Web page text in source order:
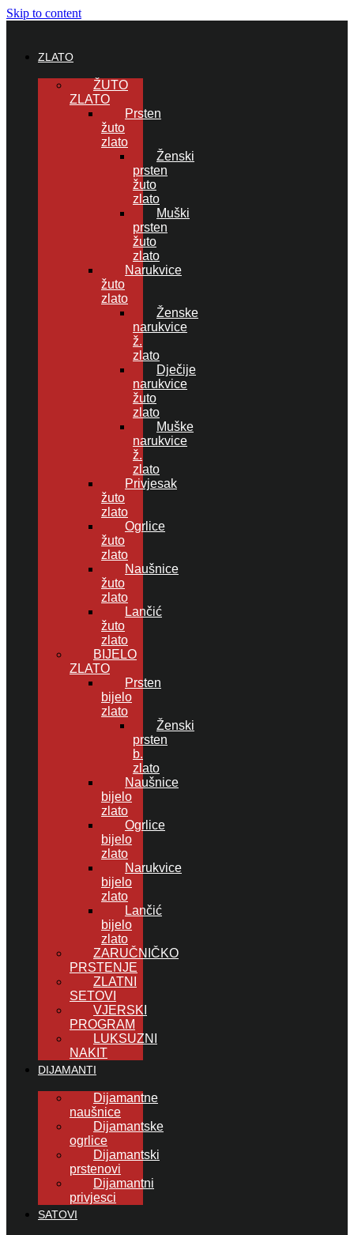
Skip to content
ZLATO
ŽUTO
ZLATO
Prsten
žuto
zlato
Ženski
prsten
žuto
zlato
Muški
prsten
žuto
zlato
Narukvice
žuto
zlato
Ženske
narukvice
ž.
zlato
Dječije
narukvice
žuto
zlato
Muške
narukvice
ž.
zlato
Privjesak
žuto
zlato
Ogrlice
žuto
zlato
Naušnice
žuto
zlato
Lančić
žuto
zlato
BIJELO
ZLATO
Prsten
bijelo
zlato
Ženski
prsten
b.
zlato
Naušnice
bijelo
zlato
Ogrlice
bijelo
zlato
Narukvice
bijelo
zlato
Lančić
bijelo
zlato
ZARUČNIČKO
PRSTENJE
ZLATNI
SETOVI
VJERSKI
PROGRAM
LUKSUZNI
NAKIT
DIJAMANTI
Dijamantne
naušnice
Dijamantske
ogrlice
Dijamantski
prstenovi
Dijamantni
privjesci
SATOVI